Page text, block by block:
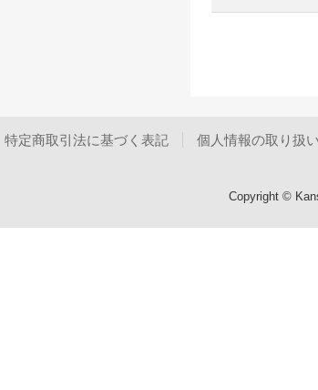
特定商取引法に基づく表記 個人情報の取り扱
Copyright ©